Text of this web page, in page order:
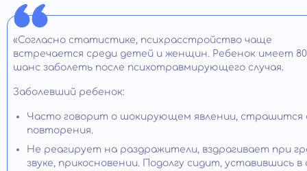
«Согласно статистике, психрасстройство чаще
встречается среди детей и женщин. Ребенок имеет
шанс заболеть после психотравмирующего случая.
Заболевший ребенок:
Часто говорит о шокирующем явлении, страшится
повторения.
Не реагирует на раздражители, вздрагивает при
звуке, прикосновении. Подолгу сидит, уставившись в